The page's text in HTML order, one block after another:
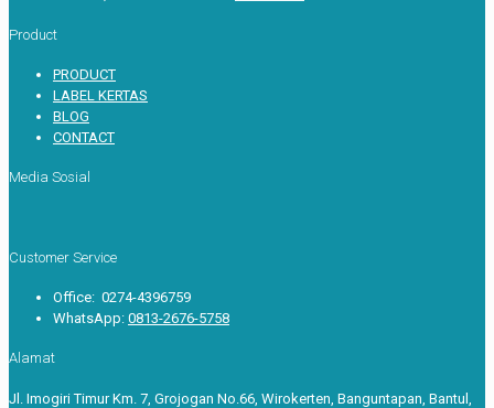
Product
PRODUCT
LABEL KERTAS
BLOG
CONTACT
Media Sosial
Customer Service
Office: 0274-4396759
WhatsApp: 0813-2676-5758
Alamat
Jl. Imogiri Timur Km. 7, Grojogan No.66, Wirokerten, Banguntapan, Bantul,